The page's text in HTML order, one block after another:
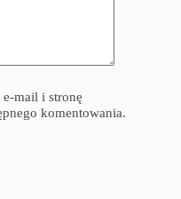
mail i stronę
komentowania.